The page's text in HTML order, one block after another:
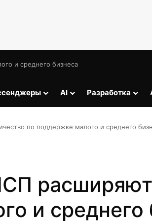
и среднего бизнеса
AI Разработка
по поддержке малого и среднего
расширяют
и среднего